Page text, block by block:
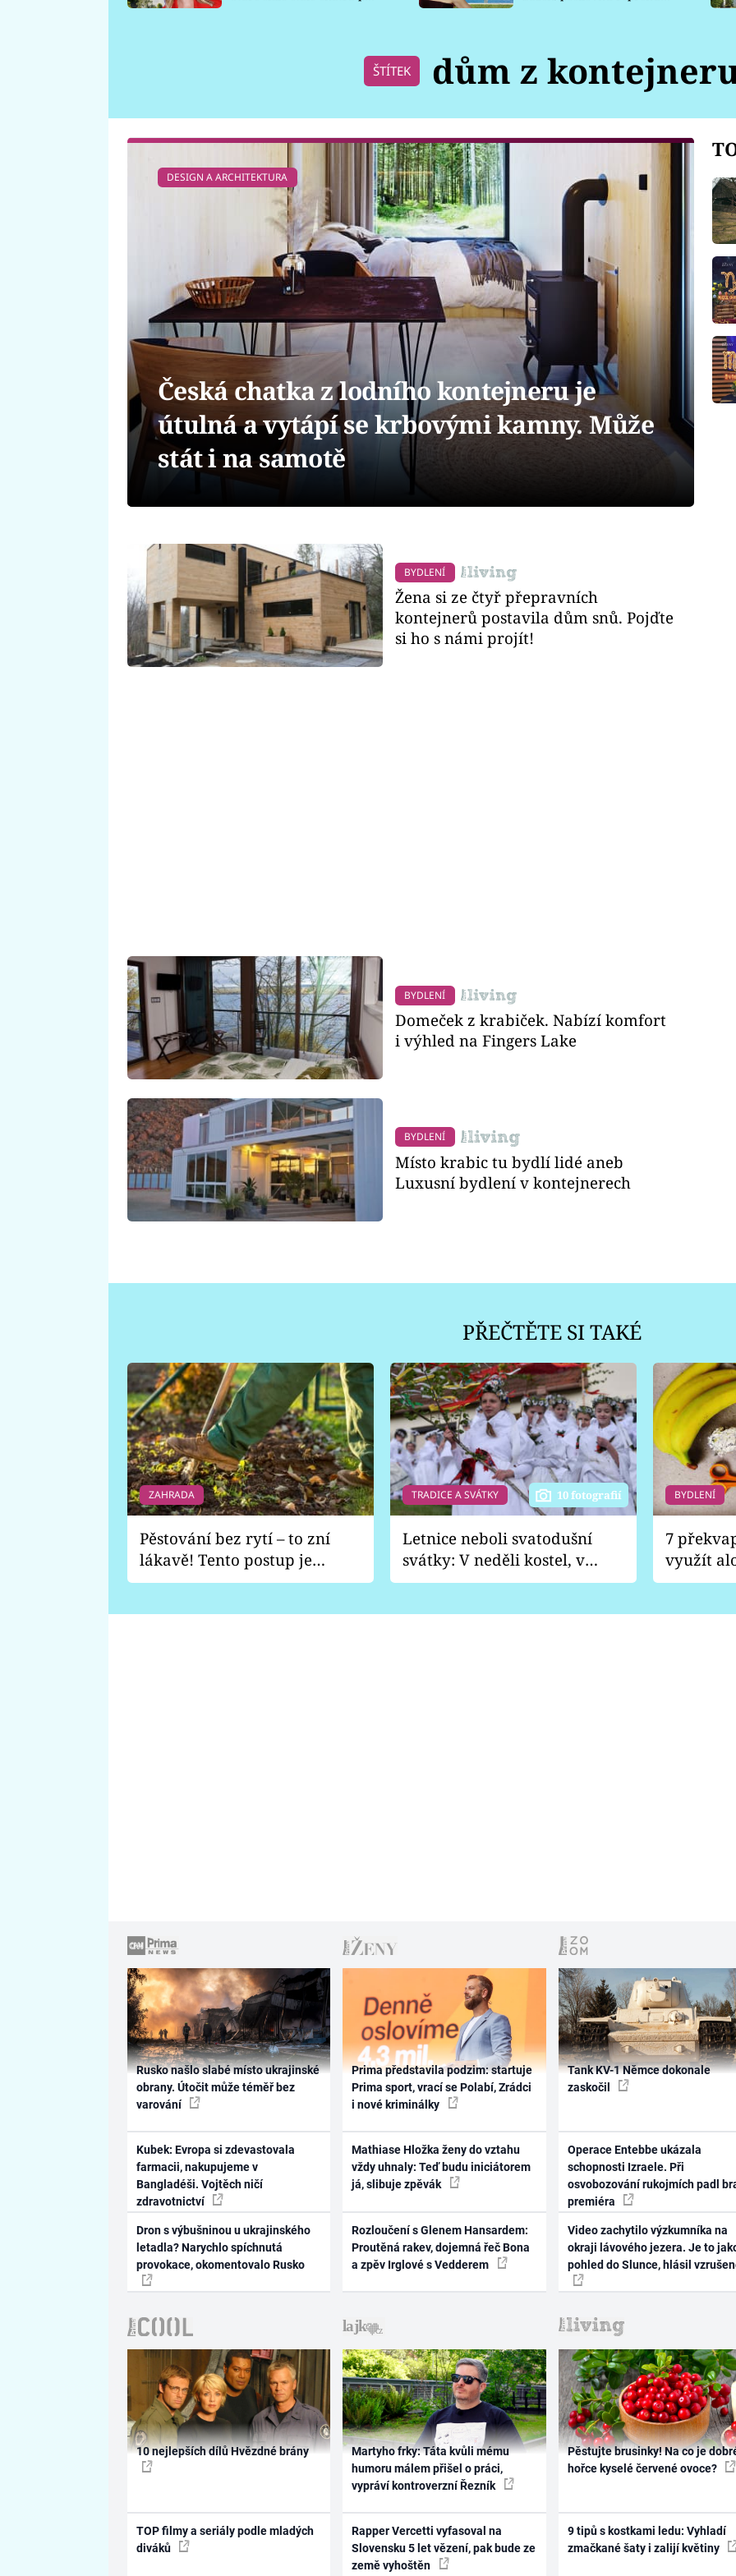
ŠTÍTEK dům z
DESIGN A ARCHITEKTURA
Česká chatka z lodního kontejneru je
útulná a vytápí se krbovými kamny. Může
stát i na samotě
BYDLENÍ
Žena si ze čtyř přepravních
kontejnerů postavila dům snů. Pojďte
si ho s námi projít!
BYDLENÍ
Domeček z krabiček. Nabízí komfort
i výhled na Fingers Lake
BYDLENÍ
Místo krabic tu bydlí lidé aneb
Luxusní bydlení v kontejnerech
PŘEČTĚTE SI TAKÉ
ZAHRADA
Pěstování bez rytí – to zní
lákavě! Tento postup je
vhodný jen pro některé
TRADICE A SVÁTKY 10 fotografií
Letnice neboli svatodušní
svátky: V neděli kostel, v
pondělí zábava
BYDLENÍ
7
využít
Rusko našlo slabé místo ukrajinské
obrany. Útočit může téměř bez
varování
Kubek: Evropa si zdevastovala
farmacii, nakupujeme v
Bangladéši. Vojtěch ničí
zdravotnictví
Dron s výbušninou u ukrajinského
letadla? Narychlo spíchnutá
provokace, okomentovalo Rusko
Prima představila podzim: startuje
Prima sport, vrací se Polabí, Zrádci
i nové kriminálky
Mathiase Hložka ženy do vztahu
vždy uhnaly: Teď budu iniciátorem
já, slibuje zpěvák
Rozloučení s Glenem Hansardem:
Proutěná rakev, dojemná řeč Bona
a zpěv Irglové s Vedderem
Tank KV-1 Němce dokonale
zaskočil
Operace Entebbe ukázala
schopnosti Izraele. Při
osvobozování rukojmích padl
premiéra
Video zachytilo výzkumníka na
okraji lávového jezera. Je to
pohled do Slunce, hlásil
10 nejlepších dílů Hvězdné brány
TOP filmy a seriály podle mladých
diváků
Martyho frky: Táta kvůli mému
humoru málem přišel o práci,
vypráví kontroverzní Řezník
Rapper Vercetti vyfasoval na
Slovensku 5 let vězení, pak bude ze
země vyhoštěn
Pěstujte brusinky! Na co je
hořce kyselé červené ovoce?
9 tipů s kostkami ledu: Vyhladí
zmačkané šaty i zalijí květiny